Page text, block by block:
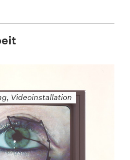
Videoinstallation